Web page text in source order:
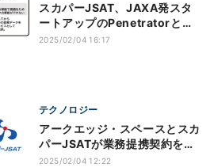
スカパーJSAT、JAXA発スタ
ートアップのPenetratorとの
業務提携を決定
2025/02/04 16:17
テクノロジー
アークエッジ・スペースとスカ
パーJSATが業務提携契約を締
結
2025/02/04 12:22